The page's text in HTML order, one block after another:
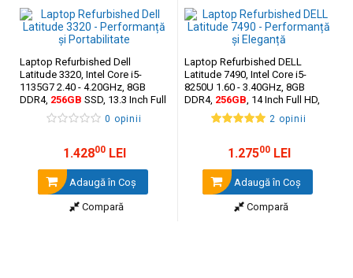
Laptop Refurbished Dell
Latitude 3320, Intel Core i5-
1135G7 2.40 - 4.20GHz, 8GB
DDR4, 256GB SSD, 13.3 Inch Full
HD + Windows 10 Home
0 opinii
1.42800LEI
Adaugă în Coş
Compară
Laptop Refurbished DELL
Latitude 7490, Intel Core i5-
8250U 1.60 - 3.40GHz, 8GB
DDR4, 256GB, 14 Inch Full HD,
Webcam + Windows 11 Pro
2 opinii
1.27500LEI
Adaugă în Coş
Compară